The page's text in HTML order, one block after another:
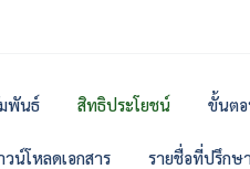
พันธ์ สิทธิประโยชน์ ขั้นตอ
วน์โหลดเอกสาร รายชื่อที่ปรึกษ